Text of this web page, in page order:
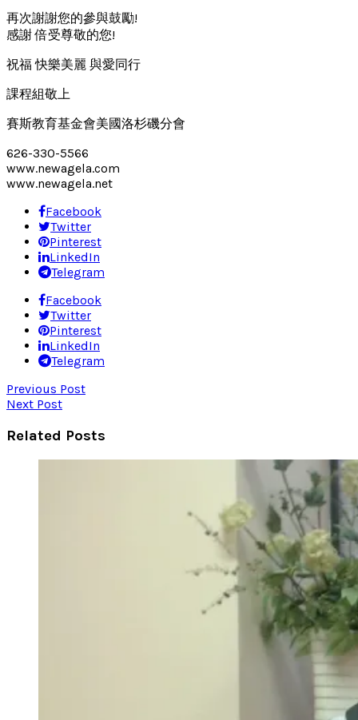
再次謝謝您的參與鼓勵!
感謝 倍受尊敬的您!
祝福 快樂美麗 與愛同行
課程組敬上
賽斯教育基金會美國洛杉磯分會
626-330-5566
www.newagela.com
www.newagela.net
Facebook
Twitter
Pinterest
LinkedIn
Telegram
Facebook
Twitter
Pinterest
LinkedIn
Telegram
Previous Post
Next Post
Related Posts